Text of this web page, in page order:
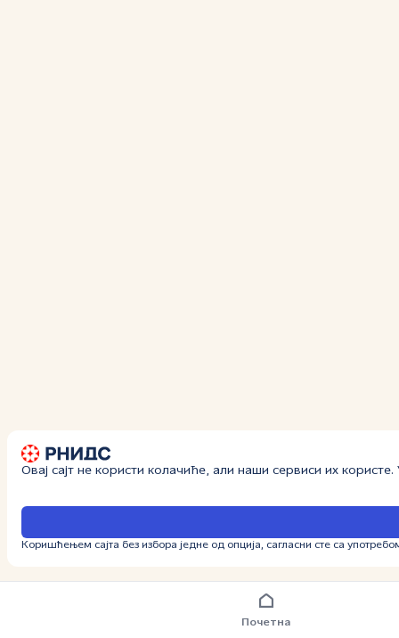
Почетна
Овај сајт не користи колачиће, али наши сервиси их
Коришћењем сајта без избора једне од опција, сагласни сте са